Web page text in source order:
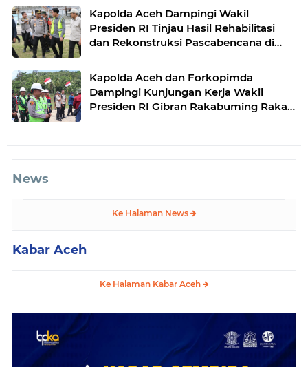
Kapolda Aceh Dampingi Wakil
Presiden RI Tinjau Hasil Rehabilitasi
dan Rekonstruksi Pascabencana di
Kapolda Aceh dan Forkopimda
Dampingi Kunjungan Kerja Wakil
Presiden RI Gibran Rakabuming Raka
News
Ke Halaman News
Kabar Aceh
Ke Halaman Kabar Aceh